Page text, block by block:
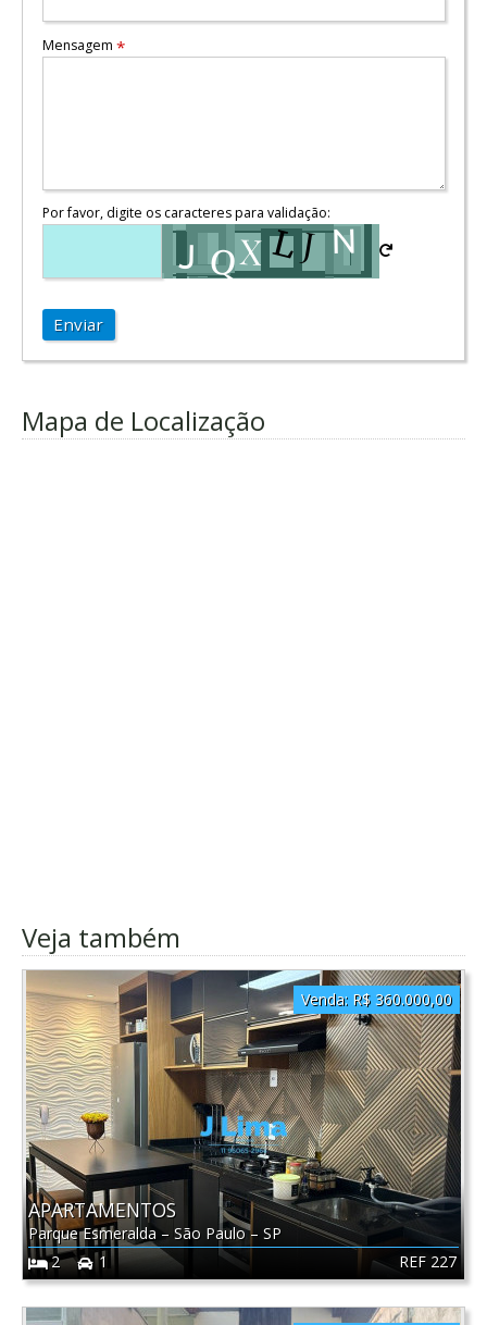
Mensagem *
Por favor, digite os caracteres para validação:
Enviar
Mapa de Localização
Veja também
REF 227
APARTAMENTOS
Parque Esmeralda– São Paulo– SP
2
1
Venda: R$ 360.000,00